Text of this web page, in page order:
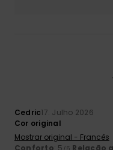
Cedric17. Julho 2026
Cor original
Mostrar original - Francês